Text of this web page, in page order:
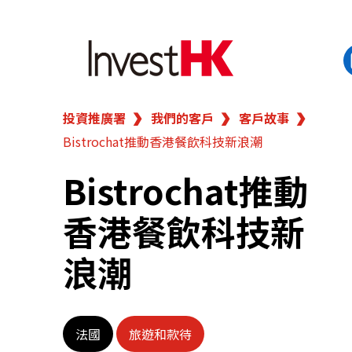
繁 简
香港營商優勢
我們的客戶
新聞及活動
業務領域
投資推廣署 我們的客戶
客戶故事
Bistrochat推動香港餐飲科技新浪潮
Bistrochat推動
香港餐飲科技新
浪潮
法國 旅遊和款待